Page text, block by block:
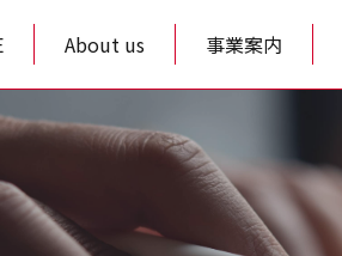
About us 事業案内